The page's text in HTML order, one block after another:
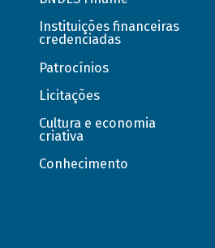
Instituições financeiras
credenciadas
Patrocínios
Licitações
Cultura e economia
criativa
Conhecimento